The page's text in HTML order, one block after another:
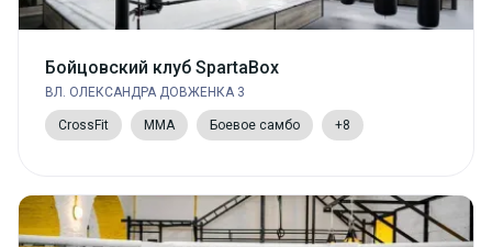
Бойцовский клуб SpartaBox
ВЛ. ОЛЕКСАНДРА ДОВЖЕНКА 3
CrossFit MMA Боевое самбо +8